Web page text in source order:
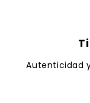
Autenticidad